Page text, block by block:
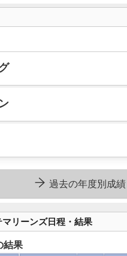
過去の年度別成績
リーンズ日程・結果
結果